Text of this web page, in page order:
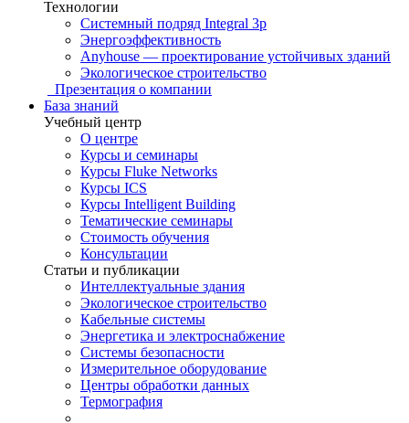
Технологии
Системный подряд Integral 3p
Энергоэффективность
Anyhouse — проектирование устойчивых зданий
Экологическое строительство
Презентация о компании
База знаний
Учебный центр
О центре
Курсы и семинары
Курсы Fluke Networks
Курсы ICS
Курсы Intelligent Building
Тематические семинары
Стоимость обучения
Консультации
Статьи и публикации
Интеллектуальные здания
Экологическое строительство
Кабельные системы
Энергетика и электроснабжение
Системы безопасности
Измерительное оборудование
Центры обработки данных
Термография